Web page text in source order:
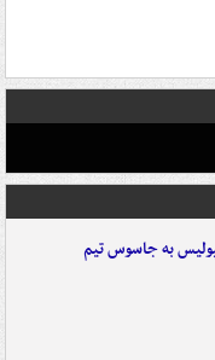
به جاسوس تیم